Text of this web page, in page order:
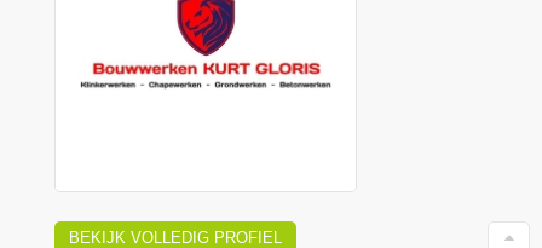
BEKIJK VOLLEDIG PROFIEL